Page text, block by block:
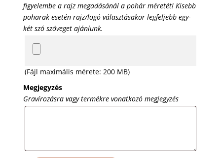
figyelembe a rajz megadásánál a pohár méretét! Kisebb
poharak esetén rajz/logó választásakor legfeljebb egy-
két szó szöveget ajánlunk.
(Fájl maximális mérete: 200 MB)
Megjegyzés
Gravírozásra vagy termékre vonatkozó megjegyzés